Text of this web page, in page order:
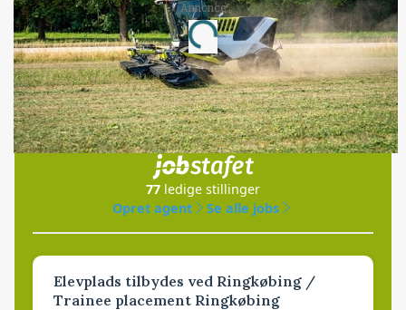
Annonce
Loading...
Jobs
i samarbejde med
77 ledige stillinger
Opret agent
Se alle jobs
Elevplads tilbydes ved Ringkøbing /
Trainee placement Ringkøbing